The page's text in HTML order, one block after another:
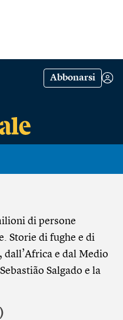
Abbonarsi
di persone
Storie di fughe e di
dall’Africa e dal Medio
Salgado e la